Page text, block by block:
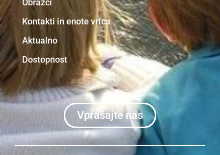
Obrazci
Kontakti in enote vrtca
Aktualno
Dostopnost
Vprašajte nas